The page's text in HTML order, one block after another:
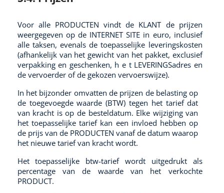
Voor alle PRODUCTEN vindt de KLANT de prijzen
weergegeven op de INTERNET SITE in euro, inclusief
alle taksen, evenals de toepasselijke leveringskosten
(afhankelijk van het gewicht van het pakket, exclusief
verpakking en geschenken, h e t LEVERINGSadres en
de vervoerder of de gekozen vervoerswijze).
In het bijzonder omvatten de prijzen de belasting op
de toegevoegde waarde (BTW) tegen het tarief dat
van kracht is op de besteldatum. Elke wijziging van
het toepasselijke tarief kan een invloed hebben op
de prijs van de PRODUCTEN vanaf de datum waarop
het nieuwe tarief van kracht wordt.
Het toepasselijke btw-tarief wordt uitgedrukt als
percentage van de waarde van het verkochte
PRODUCT.